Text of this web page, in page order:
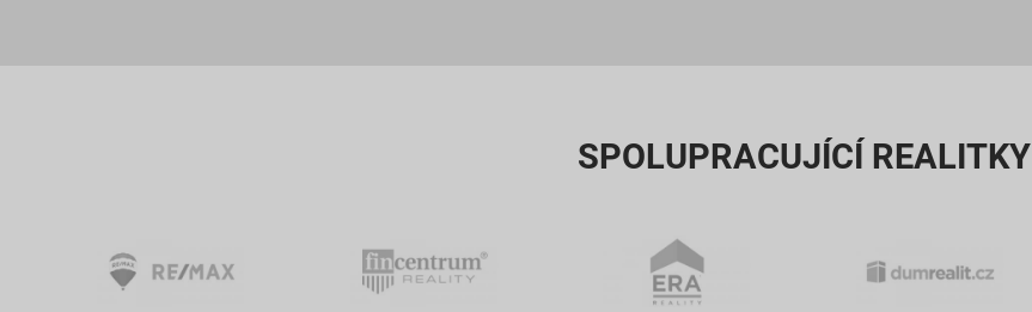
SPOLUPRACUJÍCÍ REALITKY